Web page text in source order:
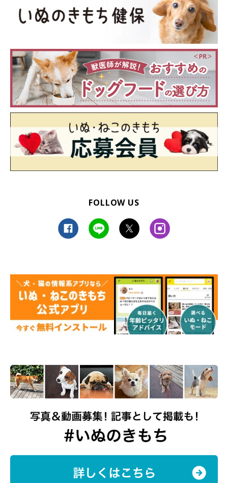
他の犬や子供に嫉妬するそのしぐさや理由とは』（監修：いぬの
きもち獣医師相談室）
※写真はスマホアプリ「いぬ・ねこのきもち」で投稿されたもの
です。
※記事と写真に関連性はありませんので予めご了承ください。
FOLLOW US